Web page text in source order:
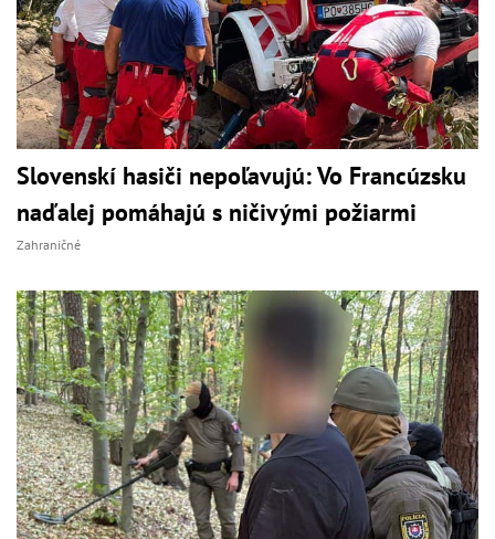
Slovenskí hasiči nepoľavujú: Vo Francúzsku
naďalej pomáhajú s ničivými požiarmi
Zahraničné